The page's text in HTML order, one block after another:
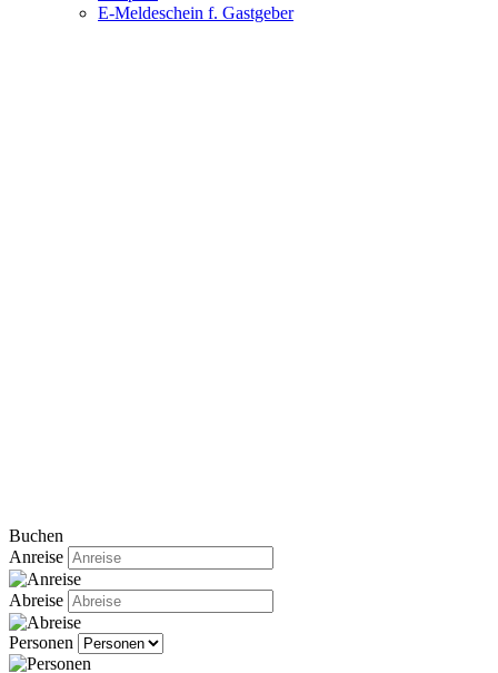
E-Meldeschein f. Gastgeber
Buchen
Anreise
Abreise
Personen